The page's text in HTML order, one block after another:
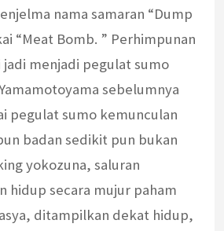
nama samaran “Dump
“Meat Bomb. ” Perhimpunan
menjadi pegulat sumo
sebelumnya
pegulat sumo kemunculan
badan sedikit pun bukan
yokozuna, saluran
hidup secara mujur paham
ditampilkan dekat hidup,